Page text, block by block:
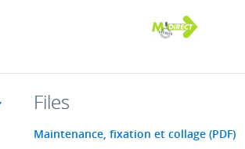
Files
Maintenance, fixation et collage (PDF)